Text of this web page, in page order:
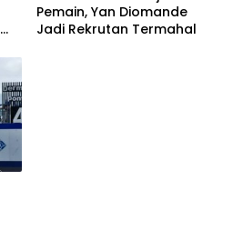
Pemain, Yan Diomande
Jadi Rekrutan Termahal